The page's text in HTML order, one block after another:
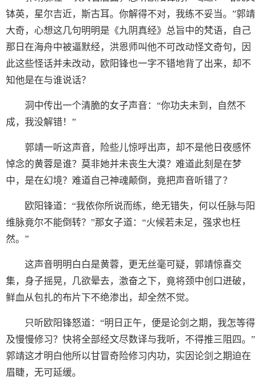
钵英，星尔吉近，斯古耳。你解得不对，我练不妥当。”郭靖
大奇，心想这几句明明是《九阴真经》总旨中的梵语，自己
那日在海舟中被逼默经，洪恩师叫他不可改动怪文奇句，因
此这些怪话并未改动，欧阳锋也一字不错地背了出来，却不
知他是在与谁说话？
洞中传出一个清脆的女子声音：“你功夫未到，自然不
成，我没解错！”
郭靖一听这声音，险些儿惊呼出声，却不是他日夜感怀
悼念的黄蓉是谁？莫非她并未丧生大漠？难道此刻是在梦
中，是在幻境？难道自己神魂颠倒，竟把声音听错了？
欧阳锋道：“我依你所说而练，绝无错失，何以任脉与阳
维脉竟尔不能倒转？”那女子道：“火候若未足，强求也枉
然。”
这声音明明白白是黄蓉，更无丝毫可疑，郭靖惊喜交
集，身子摇晃，几欲晕去，激奋之下，竟将颈中创口迸破，
鲜血从包扎的布片下不绝渗出，却全然不觉。
只听欧阳锋怒道：“明日正午，便是论剑之期，我怎等得
及慢慢修习？快将全部经文尽数译与我听，不得推三阻四。”
郭靖这才明白他所以甘冒奇险修习内功，实因论剑之期迫在
眉睫，无可延缓。